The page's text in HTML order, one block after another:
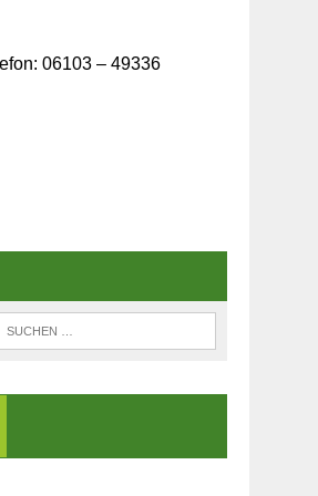
06103 – 49336